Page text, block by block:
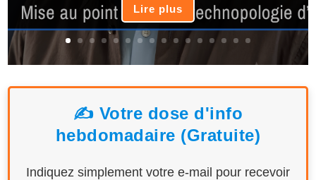
Lire plus
✍️ Votre dose d'info
hebdomadaire (Gratuite)
Indiquez simplement votre e-mail pour recevoir